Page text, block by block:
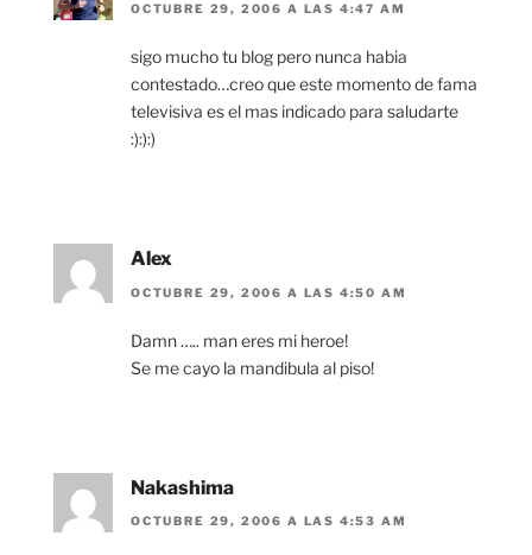
OCTUBRE 29, 2006 A LAS 4:47 AM
sigo mucho tu blog pero nunca habia
contestado…creo que este momento de fama
televisiva es el mas indicado para saludarte
:):):)
Alex
OCTUBRE 29, 2006 A LAS 4:50 AM
Damn ….. man eres mi heroe!
Se me cayo la mandibula al piso!
Nakashima
OCTUBRE 29, 2006 A LAS 4:53 AM